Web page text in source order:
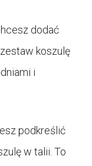
dodać
koszulę
i
podkreślić
w talii. To